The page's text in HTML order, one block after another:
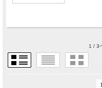
1 / 3
1